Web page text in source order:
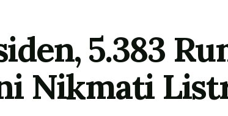
5.383
Nikmati